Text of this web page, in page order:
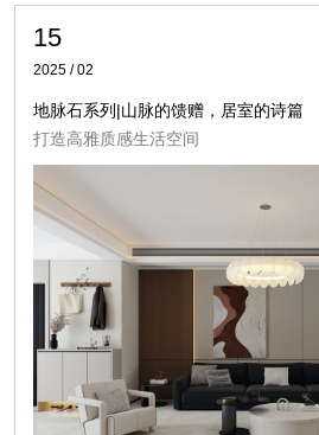
15
2025 / 02
地脉石系列|山脉的馈赠，居室的诗篇
打造高雅质感生活空间